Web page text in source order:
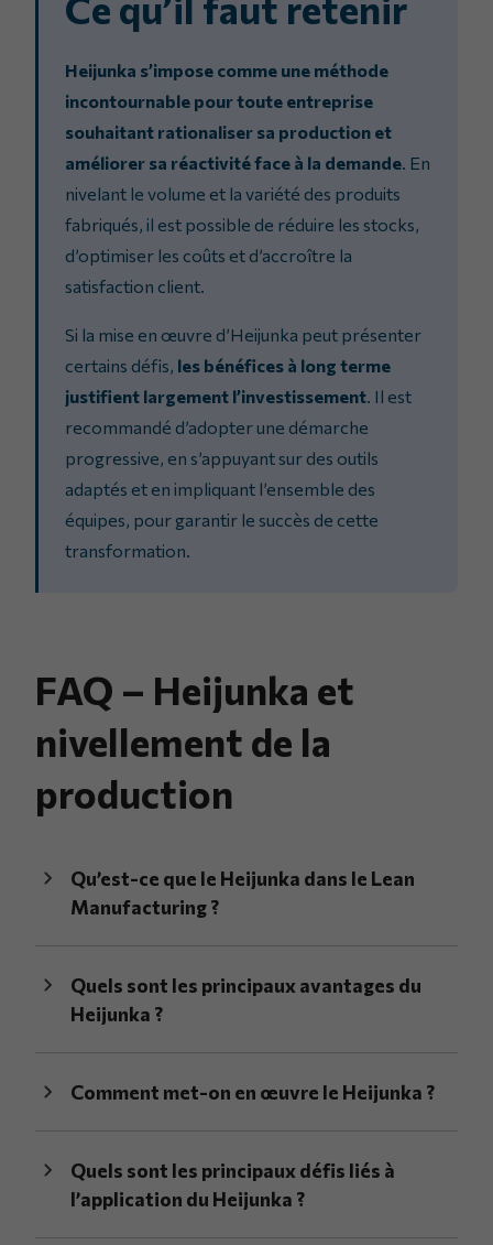
Heijunka s’impose comme une méthode
incontournable pour toute entreprise
souhaitant rationaliser sa production et
améliorer sa réactivité face à la demande. En
nivelant le volume et la variété des produits
fabriqués, il est possible de réduire les stocks,
d’optimiser les coûts et d’accroître la
satisfaction client.
Si la mise en œuvre d’Heijunka peut présenter
certains défis, les bénéfices à long terme
justifient largement l’investissement. Il est
recommandé d’adopter une démarche
progressive, en s’appuyant sur des outils
adaptés et en impliquant l’ensemble des
équipes, pour garantir le succès de cette
transformation.
FAQ – Heijunka et
nivellement de la
production
Qu’est-ce que le Heijunka dans le Lean
Manufacturing ?
Quels sont les principaux avantages du
Heijunka ?
Comment met-on en œuvre le Heijunka ?
Quels sont les principaux défis liés à
l’application du Heijunka ?